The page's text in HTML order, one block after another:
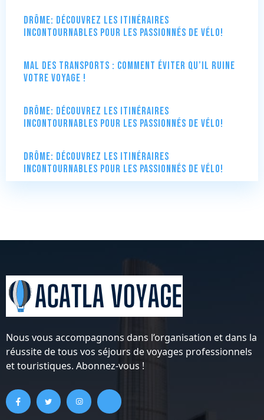
Drôme: Découvrez les itinéraires
incontournables pour les passionnés de vélo!
Mal des transports : comment éviter qu’il ruine
votre voyage !
Drôme: Découvrez les itinéraires
incontournables pour les passionnés de vélo!
Drôme: Découvrez les itinéraires
incontournables pour les passionnés de vélo!
Nous vous accompagnons dans l’organisation et dans la
réussite de tous vos séjours de voyages professionnels
et touristiques. Abonnez-vous !